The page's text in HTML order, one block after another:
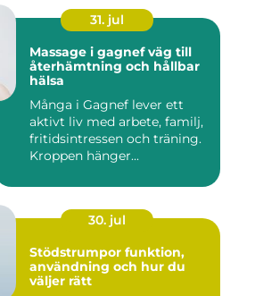
31. jul
Massage i gagnef väg till
återhämtning och hållbar
hälsa
Många i Gagnef lever ett
aktivt liv med arbete, familj,
fritidsintressen och träning.
Kroppen hänger...
30. jul
Stödstrumpor funktion,
användning och hur du
väljer rätt